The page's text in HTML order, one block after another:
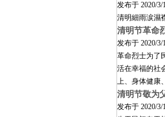
发布于 2020/3/
清明細雨涙濕
清明节革命
发布于 2020/3/
革命烈士为了
活在幸福的社
上、身体健康
清明节敬为
发布于 2020/3/